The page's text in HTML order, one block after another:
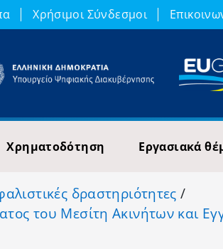
Χρήσιμοι Σύνδεσμοι
Χρηματοδότηση Εργασιακά
δραστηριότητες /
του Μεσίτη Ακινήτων και